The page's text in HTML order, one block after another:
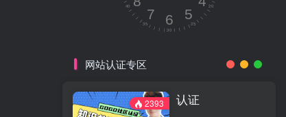
网站认证专区
2393 认证